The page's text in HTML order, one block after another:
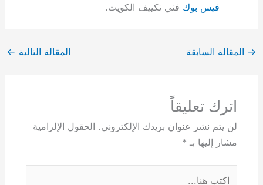
فيس بوك فني تكييف الكويت.
→ المقالة السابقة المقالة التالية ←
اترك تعليقاً
لن يتم نشر عنوان بريدك الإلكتروني. الحقول الإلزامية
مشار إليها بـ *